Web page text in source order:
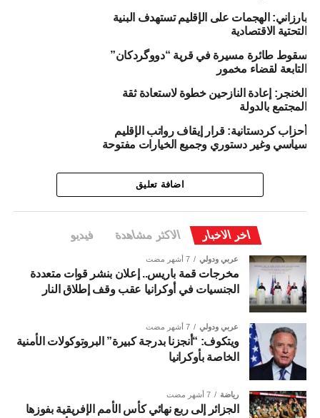
بارزاني: الهجمات على الإقليم تستهدف البنية
التحتية الاقتصادية
سقوط طائرة مسيرة في قرية “دووگردكان”
التابعة لقضاء مخمور
الخنجر: إعادة النازحين خطوة لاستعادة ثقة
المجتمع بالدولة
أحزاب كردستانية: قرار إيقاف رواتب الإقليم
سياسي وغير دستوري وجميع الخيارات مفتوحة
اضافة تعليق
اخر الاخبار الاكثر مشاهدة فيديو
عربي ودولي 7 أشهر مضت
مخرجات قمة باريس.. إعلان بنشر قوات متعددة
الجنسيات في أوكرانيا عقب وقف إطلاق النار
عربي ودولي 7 أشهر مضت
ويتكوف: “أنجزنا بدرجة كبيرة” البروتوكولات الأمنية
الخاصة بأوكرانيا
رياضة 7 أشهر مضت
الجزائر إلى ربع نهائي كأس الأمم الإفريقية بفوزها